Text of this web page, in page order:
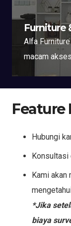
Furniture
Alfa
macam
Feature
Hubungi
Konsultasi
Kami
*Jika
biaya